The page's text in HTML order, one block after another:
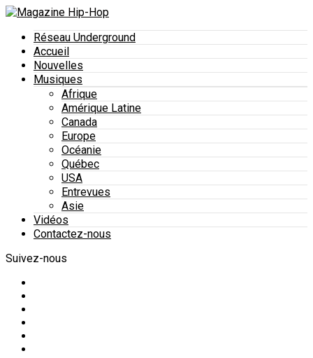
Réseau Underground
Accueil
Nouvelles
Musiques
Afrique
Amérique Latine
Canada
Europe
Océanie
Québec
USA
Entrevues
Asie
Vidéos
Contactez-nous
Suivez-nous